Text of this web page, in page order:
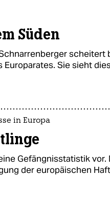
Süden
scheitert
Europarates. Sie sieht
in Europa
Gefängnisstatistik
der europäischen